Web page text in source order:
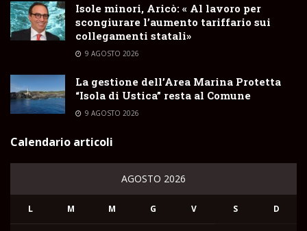
Isole minori, Aricò: « Al lavoro per
scongiurare l’aumento tariffario sui
collegamenti statali»
9 AGOSTO 2026
La gestione dell’Area Marina Protetta
“Isola di Ustica” resta al Comune
9 AGOSTO 2026
Calendario articoli
AGOSTO 2026
L M M G V S D